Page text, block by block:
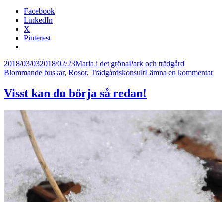
Facebook
LinkedIn
X
Pinterest
Postat
2018/03/032018/02/23Författare
Maria i det grönaKategorier
Park och trädgård
Blommande buskar, Rosor, TrädgårdskonsultLämna en kommentartill
i
Visst kan du börja så redan!